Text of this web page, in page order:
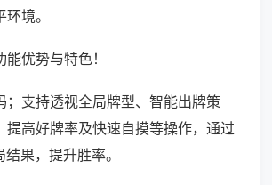
境。
优势与特色！
；支持透视全局牌型、智能出牌策
提高好牌率及快速自摸等操作，通过
果，提升胜率。